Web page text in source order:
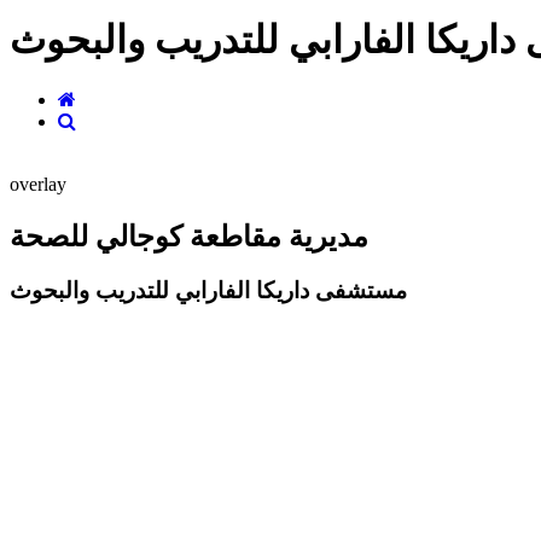
الفارابي للتدريب والبحوث
overlay
مديرية مقاطعة كوجالي للصحة
مستشفى داريكا الفارابي للتدريب والبحوث